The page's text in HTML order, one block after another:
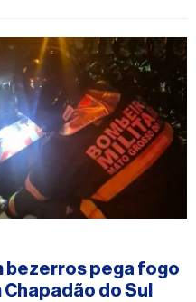
bezerros pega fogo
do Sul